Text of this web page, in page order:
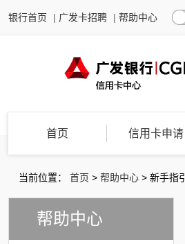
银行首页 | 广发卡招聘 | 帮助中心
首页 信用卡申请
当前位置： 首页 > 帮助中心 > 新手指引
帮助中心